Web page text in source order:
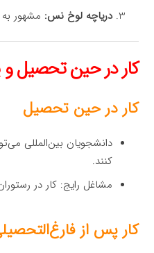
دریاچه لوخ نس: مشهور
کار در حین تحصیل و
کار در حین تحصیل
کنند.
مشاغل رایج: کار در
کار پس از